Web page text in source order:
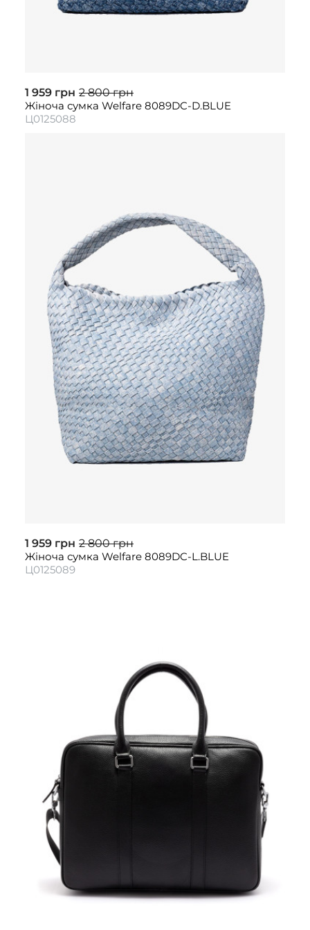
1 959 грн 2 800 грн
Жіноча сумка Welfare 8089DC-D.BLUE
Ц0125088
1 959 грн 2 800 грн
Жіноча сумка Welfare 8089DC-L.BLUE
Ц0125089